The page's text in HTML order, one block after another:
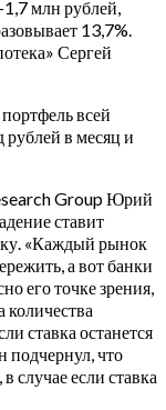
млн рублей,
13,7%.
Сергей
всей
в месяц и
Group Юрий
ставит
«Каждый рынок
а вот банки
его точке зрения,
ставка останется
подчернул, что
случае если ставка